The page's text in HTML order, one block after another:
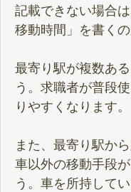
記載できない場合
移動時間」を書く
最寄り駅が複数あ
う。求職者が普段
りやすくなります。
また、最寄り駅か
車以外の移動手段
う。車を所持して